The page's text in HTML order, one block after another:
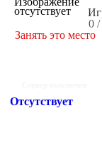
0 /
Занять это место
Отсутствует